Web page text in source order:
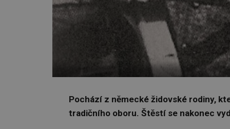
Pochází z německé židovské rodiny,
tradičního oboru. Štěstí se nakonec